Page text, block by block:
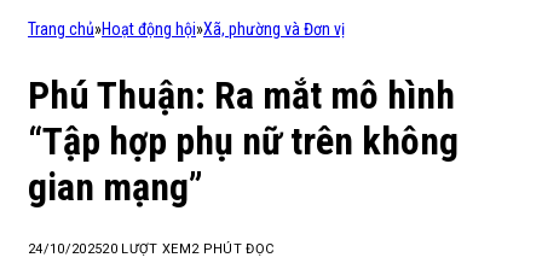
Trang chủ»Hoạt động hội»Xã, phường và Đơn vị
Phú Thuận: Ra mắt mô hình
“Tập hợp phụ nữ trên không
gian mạng”
24/10/202520 LƯỢT XEM 2 PHÚT ĐỌC